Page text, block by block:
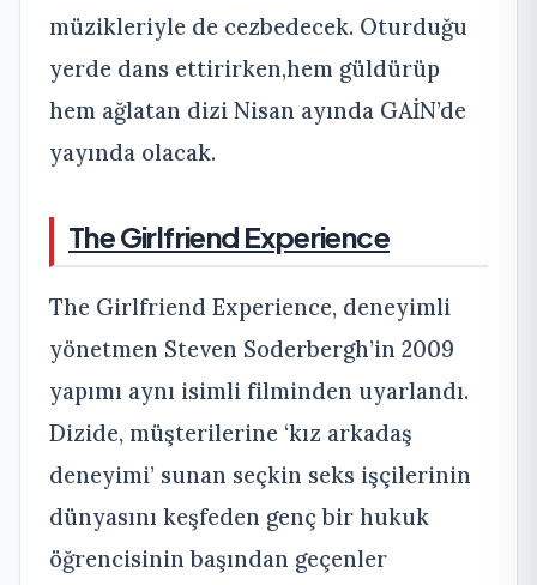
müzikleriyle de cezbedecek. Oturduğu
yerde dans ettirirken,hem güldürüp
hem ağlatan dizi Nisan ayında GAİN’de
yayında olacak.
The Girlfriend Experience
The Girlfriend Experience, deneyimli
yönetmen Steven Soderbergh’in 2009
yapımı aynı isimli filminden uyarlandı.
Dizide, müşterilerine ‘kız arkadaş
deneyimi’ sunan seçkin seks işçilerinin
dünyasını keşfeden genç bir hukuk
öğrencisinin başından geçenler